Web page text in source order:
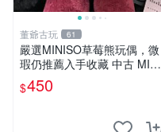
董爺古玩 61
嚴選MINISO草莓熊玩偶，微
瑕仍推薦入手收藏 中古 MINI
SO 草莓熊 玩具 收藏
$450